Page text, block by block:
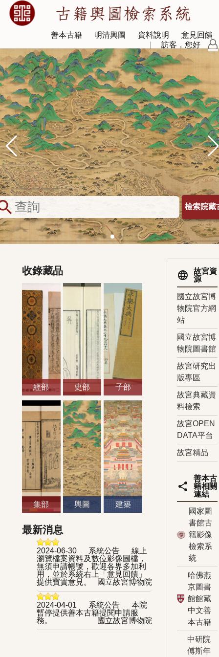
善本古籍 明清輿圖 資料說明
意見回饋
訪客，您好
檢索院藏
收錄藏品
經部 史部 子部
集部 輿圖 建築
最新消息
2024-06-30 系統公告
線上
瀏覽檔案資料及數位影像圖檔，
無須申請帳號，歡迎各界多加利
用，並於系統右上「意見回饋」
提供寶貴意見。
國立故宮博物院
2024-04-01 系統公告
本院
暫停提供善本古籍提閱申請服
務。
國立故宮博物院
language
故宮資
源
國立故宮博
物院官方網
站
國立故宮博
物院圖書館
故宮研究出
版專區
故宮典藏資
料檢索
故宮OPEN
DATA平台
故宮精品
share
善本古
籍相關
連結
國家圖
書館古
籍影像
檢索系
統
哈佛燕
京圖書
館館藏
中文善
本古籍
中研院
傅斯年